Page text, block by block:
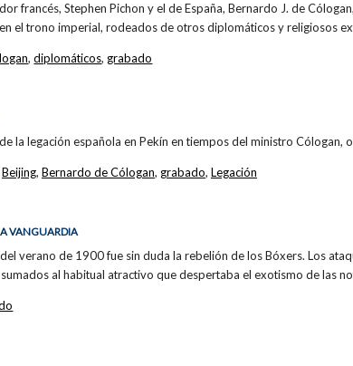
francés, Stephen Pichon y el de España, Bernardo J. de
el trono imperial, rodeados de otros diplomáticos y religiosos
,diplomáticos, grabado
la legación española en Pekín en tiempos del ministro Cólogan,
Beijing, Bernardo de Cólogan, grabado, Legación
VANGUARDIA
verano de 1900 fue sin duda la rebelión de los Bóxers. Los
al habitual atractivo que despertaba el exotismo de las